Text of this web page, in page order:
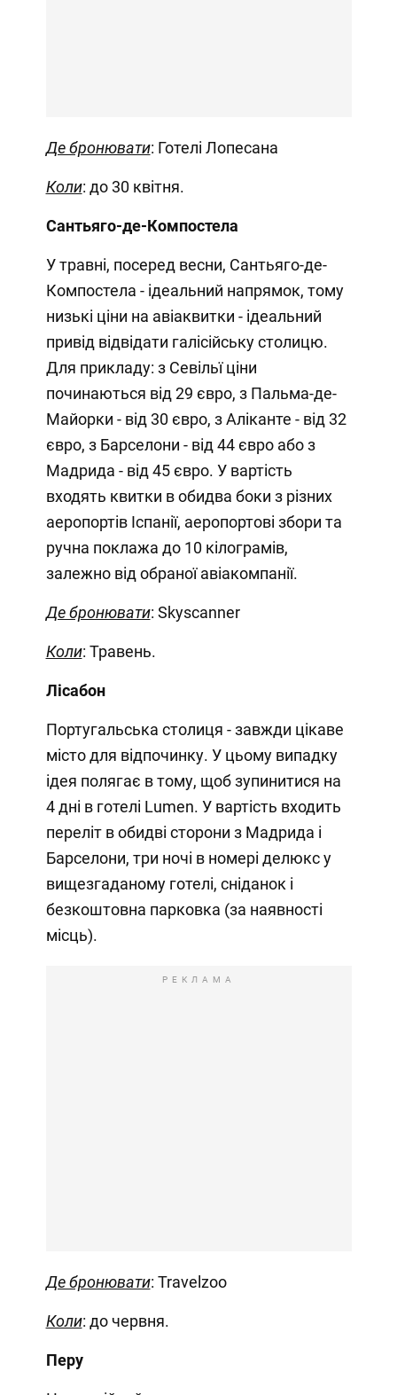
Де бронювати: Готелі Лопесана
Коли: до 30 квітня.
Сантьяго-де-Компостела
У травні, посеред весни, Сантьяго-де-
Компостела - ідеальний напрямок, тому
низькі ціни на авіаквитки - ідеальний
привід відвідати галісійську столицю.
Для прикладу: з Севільї ціни
починаються від 29 євро, з Пальма-де-
Майорки - від 30 євро, з Аліканте - від 32
євро, з Барселони - від 44 євро або з
Мадрида - від 45 євро. У вартість
входять квитки в обидва боки з різних
аеропортів Іспанії, аеропортові збори та
ручна поклажа до 10 кілограмів,
залежно від обраної авіакомпанії.
Де бронювати: Skyscanner
Коли: Травень.
Лісабон
Португальська столиця - завжди цікаве
місто для відпочинку. У цьому випадку
ідея полягає в тому, щоб зупинитися на
4 дні в готелі Lumen. У вартість входить
переліт в обидві сторони з Мадрида і
Барселони, три ночі в номері делюкс у
вищезгаданому готелі, сніданок і
безкоштовна парковка (за наявності
місць).
РЕКЛАМА
Де бронювати: Travelzoo
Коли: до червня.
Перу